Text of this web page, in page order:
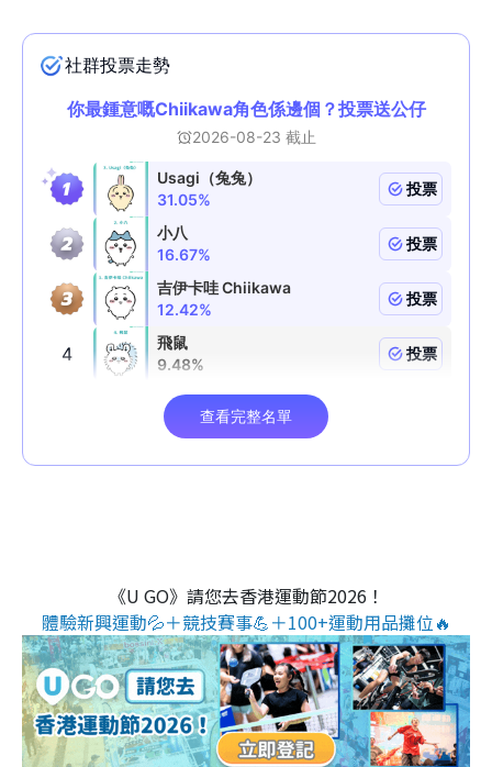
《U GO》請您去香港運動節2026！
體驗新興運動💦＋競技賽事💪＋100+運動用品攤位🔥